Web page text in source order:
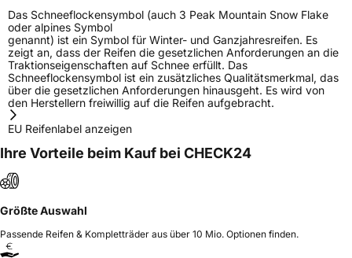
Das Schneeflockensymbol (auch 3 Peak Mountain Snow Flake
oder alpines Symbol
genannt) ist ein Symbol für Winter- und Ganzjahresreifen. Es
zeigt an, dass der Reifen die gesetzlichen Anforderungen an die
Traktionseigenschaften auf Schnee erfüllt. Das
Schneeflockensymbol ist ein zusätzliches Qualitätsmerkmal, das
über die gesetzlichen Anforderungen hinausgeht. Es wird von
den Herstellern freiwillig auf die Reifen aufgebracht.
EU Reifenlabel anzeigen
Ihre Vorteile beim Kauf bei CHECK24
Größte Auswahl
Passende Reifen & Kompletträder aus über 10 Mio. Optionen finden.